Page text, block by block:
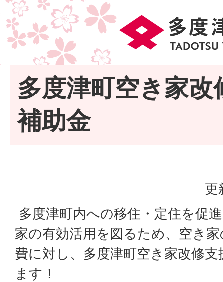
多度津町空き家改
補助金
更
多度津町内への移住・定住を促
家の有効活用を図るため、空き
費に対し、多度津町空き家改修
ます！